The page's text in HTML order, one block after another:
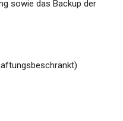
sowie das Backup der